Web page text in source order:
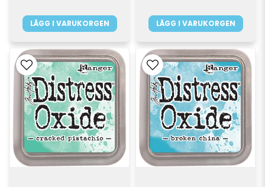
LÄGG I VARUKORGEN LÄGG I VARUKORGEN